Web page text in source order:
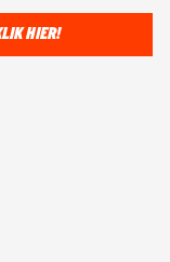
HIER!